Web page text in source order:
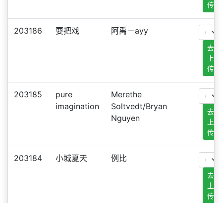
传
203186 耍把戏 阿禹－ayy
去
上
传
203185
pure
imagination
Merethe
Soltvedt/Bryan
Nguyen
去
上
传
203184 小城夏天 例比
去
上
传